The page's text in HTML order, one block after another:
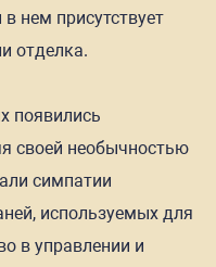
нем присутствует
отделка.
появились
своей необычностью
симпатии
используемых для
в управлении и